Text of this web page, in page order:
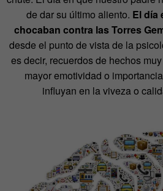
de dar su último aliento. El día
chocaban contra las Torres
desde el punto de vista de la
es decir, recuerdos de hechos
mayor emotividad o
influyan en la viveza o